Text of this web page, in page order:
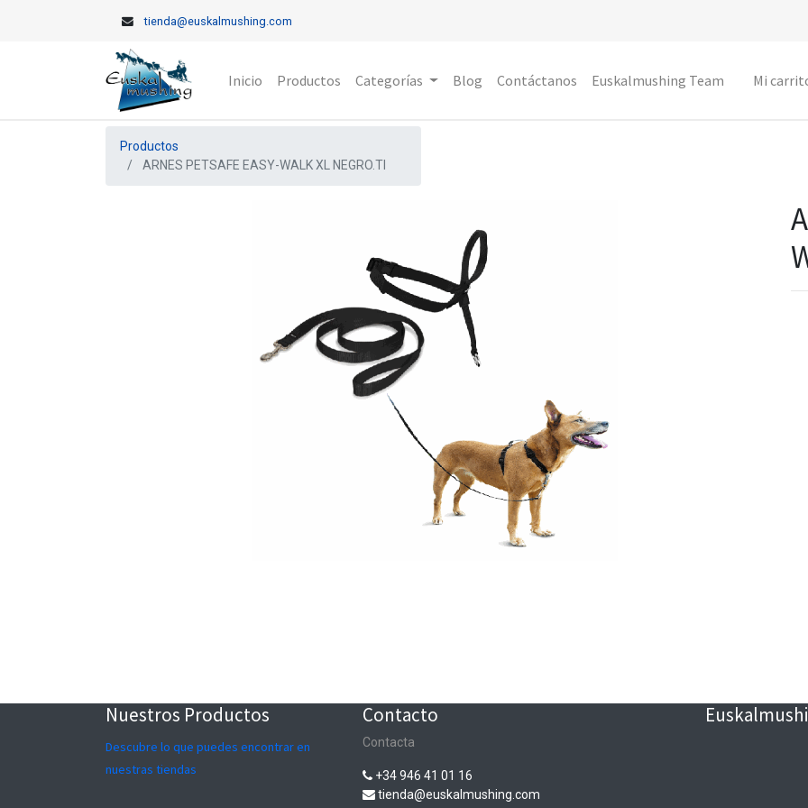
tienda@euskalmushing.com
Inicio Productos Categorías Blog Contáctanos Euskalmushing Team Mi
Productos
ARNES PETSAFE EASY-WALK XL NEGRO.TI
Nuestros Productos
Descubre lo que puedes encontrar en
nuestras tiendas
Contacto
Contacta
+34 946 41 01 16
tienda@euskalmushing.com